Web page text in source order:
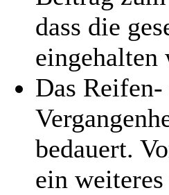
dass die
eingehalten
Das
bedauert.
ein